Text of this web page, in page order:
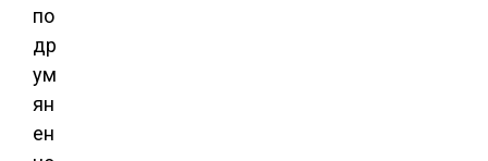
по
др
ум
ян
ен